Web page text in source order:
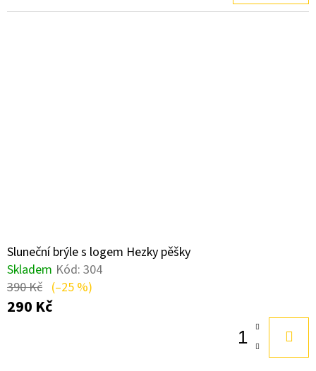
Sluneční brýle s logem Hezky pěšky
Skladem Kód: 304
390 Kč (–25 %)
290 Kč